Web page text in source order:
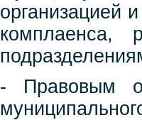
организацией
комплаенса,
- Правовым